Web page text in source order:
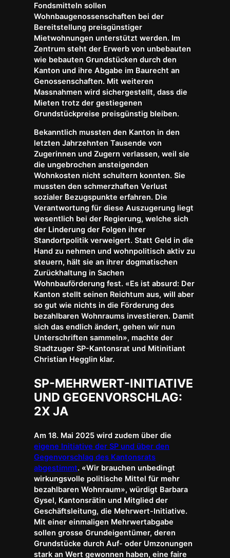
Fondsmitteln sollen
Wohnbaugenossenschaften bei der
Bereitstellung preisgünstiger
Mietwohnungen unterstützt werden. Im
Zentrum steht der Erwerb von unbebauten
wie bebauten Grundstücken durch den
Kanton und ihre Abgabe im Baurecht an
Genossenschaften. Mit weiteren
Massnahmen wird sichergestellt, dass die
Mieten trotz der gestiegenen
Grundstückpreise preisgünstig bleiben.
Bekanntlich mussten den Kanton in den
letzten Jahrzehnten Tausende von
Zugerinnen und Zugern verlassen, weil sie
die ungebrochen ansteigenden
Wohnkosten nicht schultern konnten. Sie
mussten den schmerzhaften Verlust
sozialer Bezugspunkte erfahren. Die
Verantwortung für diese Auszugerung liegt
wesentlich bei der Regierung, welche sich
der Linderung der Folgen ihrer
Standortpolitik verweigert. Statt Geld in die
Hand zu nehmen und wohnpolitisch aktiv zu
steuern, hält sie an ihrer dogmatischen
Zurückhaltung in Sachen
Wohnbauförderung fest. «Es ist absurd: Der
Kanton stellt seinen Reichtum aus, will aber
so gut wie nichts in die Förderung des
bezahlbaren Wohnraums investieren. Damit
sich das endlich ändert, gehen wir nun
Unterschriften sammeln», machte der
Stadtzuger SP-Kantonsrat und Mitinitiant
Christian Hegglin klar.
SP-MEHRWERT-INITIATIVE
UND GEGENVORSCHLAG:
2X JA
Am 18. Mai 2025 wird zudem über die
eigene Initiative der SP und über den
Gegenvorschlag des Kantonsrats
abgestimmt. «Wir brauchen unbedingt
wirkungsvolle politische Mittel für mehr
bezahlbaren Wohnraum», würdigt Barbara
Gysel, Kantonsrätin und Mitglied der
Geschäftsleitung, die Mehrwert-Initiative.
Mit einer einmaligen Mehrwertabgabe
sollen grosse Grundeigentümer, deren
Grundstücke durch Auf- oder Umzonungen
stark an Wert gewonnen haben, eine faire